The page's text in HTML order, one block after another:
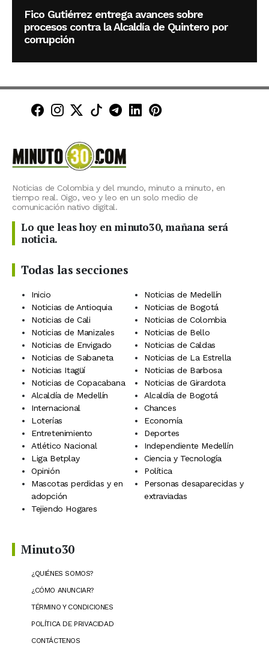
Fico Gutiérrez entrega avances sobre
procesos contra la Alcaldía de Quintero por
corrupción
Minuto30 en Facebook
Minuto30 en Instagram
Minuto30 en X (Twitter)
Minuto30 en TikTok
Canal de Minuto30 en
Minuto30 en LinkedIn
Minuto30 en
Noticias de Colombia y del mundo, minuto a minuto, en
tiempo real. Oigo, veo y leo en un solo medio de
comunicación nativo digital.
Lo que leas hoy en minuto30, mañana será
noticia.
Todas las secciones
Inicio
Noticias de Medellín
Noticias de Antioquia
Noticias de Bogotá
Noticias de Cali
Noticias de Colombia
Noticias de Manizales
Noticias de Bello
Noticias de Envigado
Noticias de Caldas
Noticias de Sabaneta
Noticias de La Estrella
Noticias Itagüí
Noticias de Barbosa
Noticias de Copacabana
Noticias de Girardota
Alcaldía de Medellín
Alcaldía de Bogotá
Internacional
Chances
Loterías
Economía
Entretenimiento
Deportes
Atlético Nacional
Independiente Medellín
Liga Betplay
Ciencia y Tecnología
Opinión
Política
Mascotas perdidas y en
adopción
Personas desaparecidas y
extraviadas
Tejiendo Hogares
Minuto30
¿QUIÉNES SOMOS?
¿CÓMO ANUNCIAR?
TÉRMINO Y CONDICIONES
POLÍTICA DE PRIVACIDAD
CONTÁCTENOS